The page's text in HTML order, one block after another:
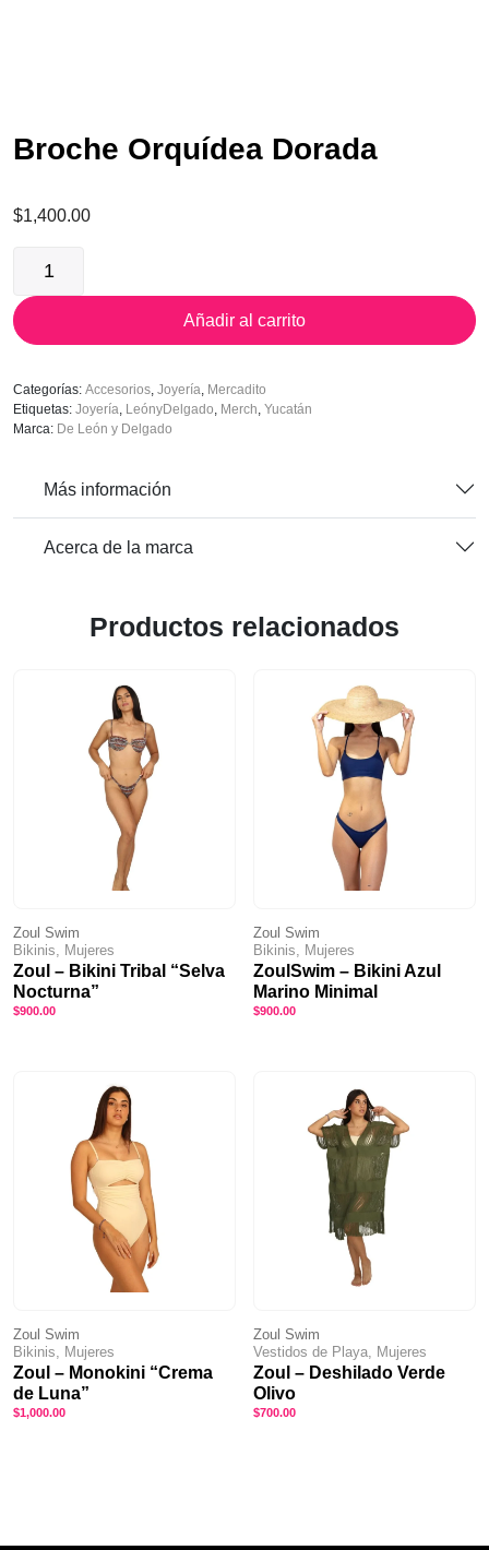
Broche Orquídea Dorada
$1,400.00
Orquídea
Dorada
cantidad
Añadir al carrito
Categorías: Accesorios, Joyería, Mercadito
Etiquetas: Joyería, LeónyDelgado, Merch, Yucatán
Marca: De León y Delgado
Más información
Acerca de la marca
Productos relacionados
Zoul Swim
Bikinis, Mujeres
Zoul – Bikini Tribal “Selva
Nocturna”
$900.00
Zoul Swim
Bikinis, Mujeres
ZoulSwim – Bikini Azul
Marino Minimal
$900.00
Zoul Swim
Bikinis, Mujeres
Zoul – Monokini “Crema
de Luna”
$1,000.00
Zoul Swim
Vestidos de Playa, Mujeres
Zoul – Deshilado Verde
Olivo
$700.00